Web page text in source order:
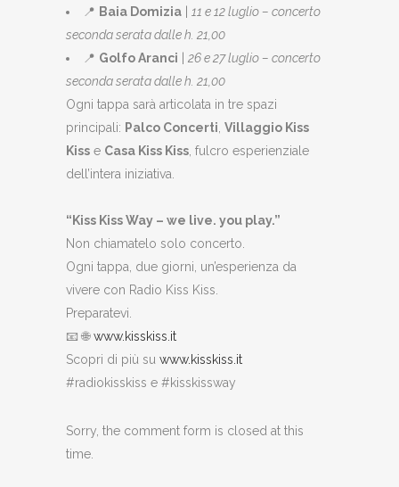
📍 Baia Domizia
11 e 12 luglio – concerto
seconda serata dalle h. 21,00
📍 Golfo Aranci
26 e 27 luglio – concerto
seconda serata dalle h. 21,00
Ogni tappa sarà articolata in tre spazi
principali: Palco Concerti Villaggio Kiss
Kiss e Casa Kiss Kiss , fulcro esperienziale
dell’intera iniziativa.
“Kiss Kiss Way – we live. you play.”
Non chiamatelo solo concerto.
Ogni tappa, due giorni, un’esperienza da
vivere con Radio Kiss Kiss.
Preparatevi.
📧 🌐www.kisskiss.it
Scopri di più su www.kisskiss.it
#radiokisskiss e #kisskissway
Sorry, the comment form is closed at this
time.